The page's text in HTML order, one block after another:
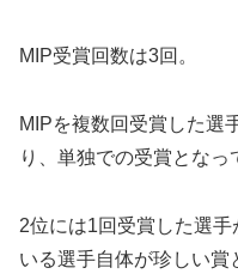
MIP受賞回数は3回。
MIPを複数回受賞した選
り、単独での受賞となっ
2位には1回受賞した選
いる選手自体が珍しい賞